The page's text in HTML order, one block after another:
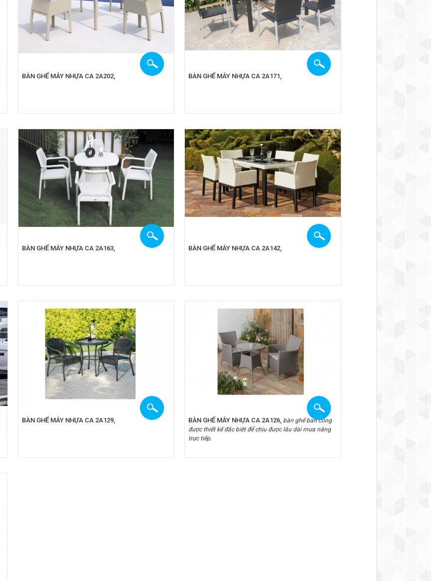
BÀN GHẾ MÂY NHỰA CA 2A202, BÀN GHẾ MÂY NHỰA CA 2A171,
BÀN GHẾ MÂY NHỰA CA 2A163, BÀN GHẾ MÂY NHỰA CA 2A142,
BÀN GHẾ MÂY NHỰA CA 2A129, BÀN GHẾ MÂY NHỰA CA 2A126, bàn ghế ban công
được thiết kế đặc biệt để chịu được lâu dài mưa nắng
trực tiếp.